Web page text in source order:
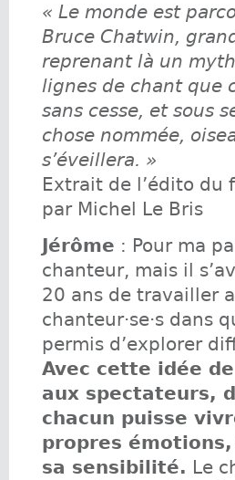
« Le monde est
Bruce Chatwin,
reprenant là un
lignes de chant que
sans cesse, et sous
chose nommée,
s’éveillera. »
Extrait de l’édito du
par Michel Le Bris
Jérôme : Pour ma
chanteur, mais il
20 ans de travailler
chanteur·se·s dans
permis d’explorer
Avec cette idée
aux spectateurs,
chacun puisse
propres
sa sensibilité. Le